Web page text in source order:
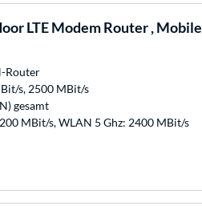
LTE Modem Router , Mobile
Router
s, 2500 MBit/s
gesamt
MBit/s, WLAN 5 Ghz: 2400 MBit/s